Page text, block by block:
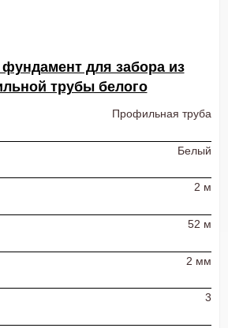
для забора из
трубы белого
Профильная труба
Белый
2 м
52 м
2 мм
3